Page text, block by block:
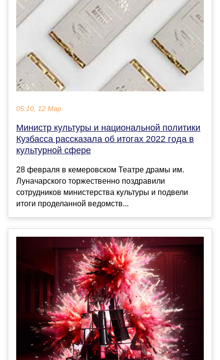
05:10, 12 Мар
Министр культуры и национальной политики
Кузбасса рассказала об итогах 2022 года в
культурной сфере
28 февраля в кемеровском Театре драмы им.
Луначарского торжественно поздравили
сотрудников министерства культуры и подвели
итоги проделанной ведомств...